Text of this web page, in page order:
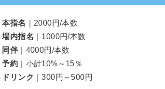
本指名
｜2000円/本数
場内指名
｜1000円/本数
同伴 ｜4000円/本数
予約 ｜小計10%～15％
ドリンク
｜300円～500円